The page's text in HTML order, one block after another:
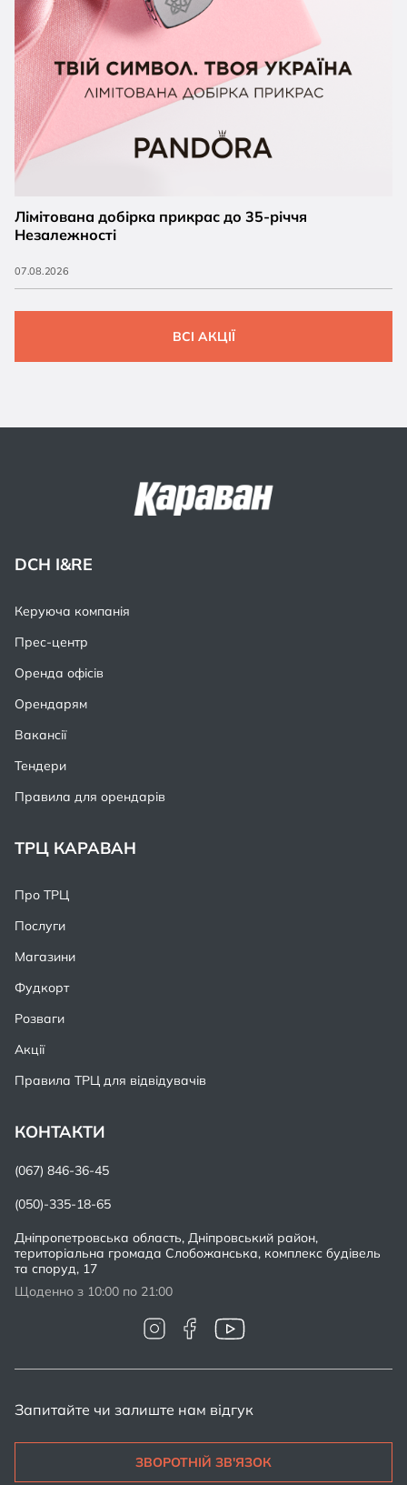
Лімітована добірка прикрас до 35-річчя
Незалежності
07.08.2026
ВСІ АКЦІЇ
Запитайте чи залиште нам відгук
ЗВОРОТНІЙ ЗВ'ЯЗОК
DCH I&RE
Керуюча компанія
Прес-центр
Оренда офісів
Орендарям
Вакансії
Тендери
Правила для орендарів
ТРЦ КАРАВАН
Про ТРЦ
Послуги
Магазини
Фудкорт
Розваги
Акції
Правила ТРЦ для відвідувачів
КОНТАКТИ
(067) 846-36-45
(050)-335-18-65
Дніпропетровська область, Дніпровський район,
територіальна громада Слобожанська, комплекс будівель
та споруд, 17
Щоденно з 10:00 по 21:00